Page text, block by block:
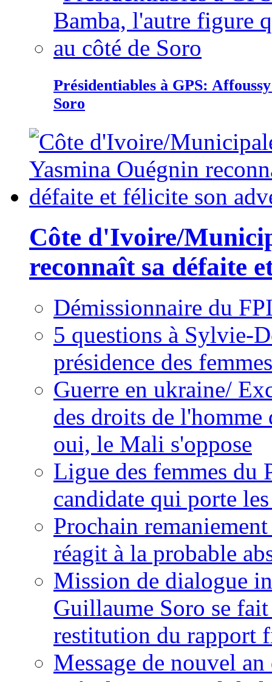
Présidentiables à GPS:
Soro
Côte d'Ivoire/
reconnaît sa défaite
Démissionnaire du
5 questions à Sylvie-
présidence des
Guerre en ukraine/
des droits de
oui, le Mali s'oppose
Ligue des femmes du
candidate qui porte
Prochain
réagit à la probable
Mission de dialogue
Guillaume Soro se
restitution du rapport
Message de nouvel